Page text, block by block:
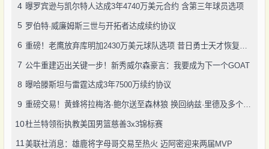
4 曝罗宾逊与凯尔特人达成3年4740万美元合约 含第三年球员选项
5 罗伯特·威廉姆斯三世与开拓者达成续约协议
6
7 公牛重建迈出关键一步！新秀威尔森豪言：我要成为下一个GOAT
8 曝哈滕斯坦与雷霆达成3年7500万续约协议
9 重磅交易！黄蜂将拉梅洛·鲍尔送至森林狼 换回纳兹·里德及多个选秀权
10杜兰特领衔执教美国男篮慈善3x3锦标赛
11美联社消息：雄鹿将字母哥交易至热火 迈阿密迎来两届MVP